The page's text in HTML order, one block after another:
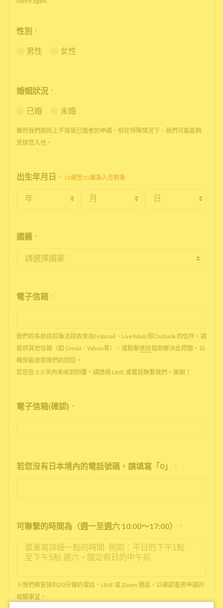
性別 *
男性 女性
婚姻狀況 *
已婚 未婚
雖然我們原則上不接受已婚者的申請，但在特殊情況下，我們可能能夠
安排您入住。
出生年月日 * 18歲至35歲為入住對象
國籍 *
電子信箱 *
我們的系統目前無法接收來自Hotmail、Live Mailc和Outlook 的信件。請
提供其他信箱（如 Gmail、Yahoo等），或點擊連結協助解決此問題，以
確保能收到我們的回信。
若您在 2-3 天內未收到回覆，請透過 LINE 或電話聯繫我們。謝謝！
電子信箱(確認) *
若您沒有日本境內的電話號碼，請填寫「0」 *
可聯繫的時間為（週一至週六 10:00～17:00） *
※我們將安排約20分鐘的電話、LINE 或 Zoom 通話，以確認看房申請的
相關事宜。